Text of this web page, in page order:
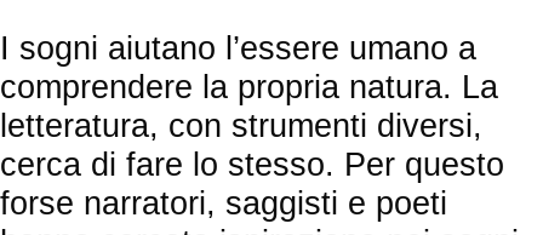
I sogni aiutano l’essere umano a
comprendere la propria natura. La
letteratura, con strumenti diversi,
cerca di fare lo stesso. Per questo
forse narratori, saggisti e poeti